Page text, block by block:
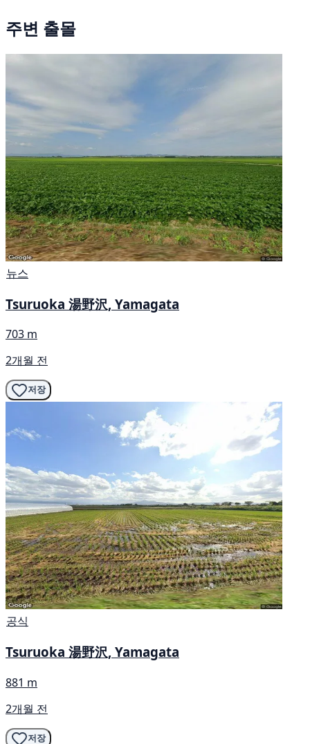
주변 출몰
뉴스
Tsuruoka 湯野沢, Yamagata
703 m
2개월 전
저장
공식
Tsuruoka 湯野沢, Yamagata
881 m
2개월 전
저장